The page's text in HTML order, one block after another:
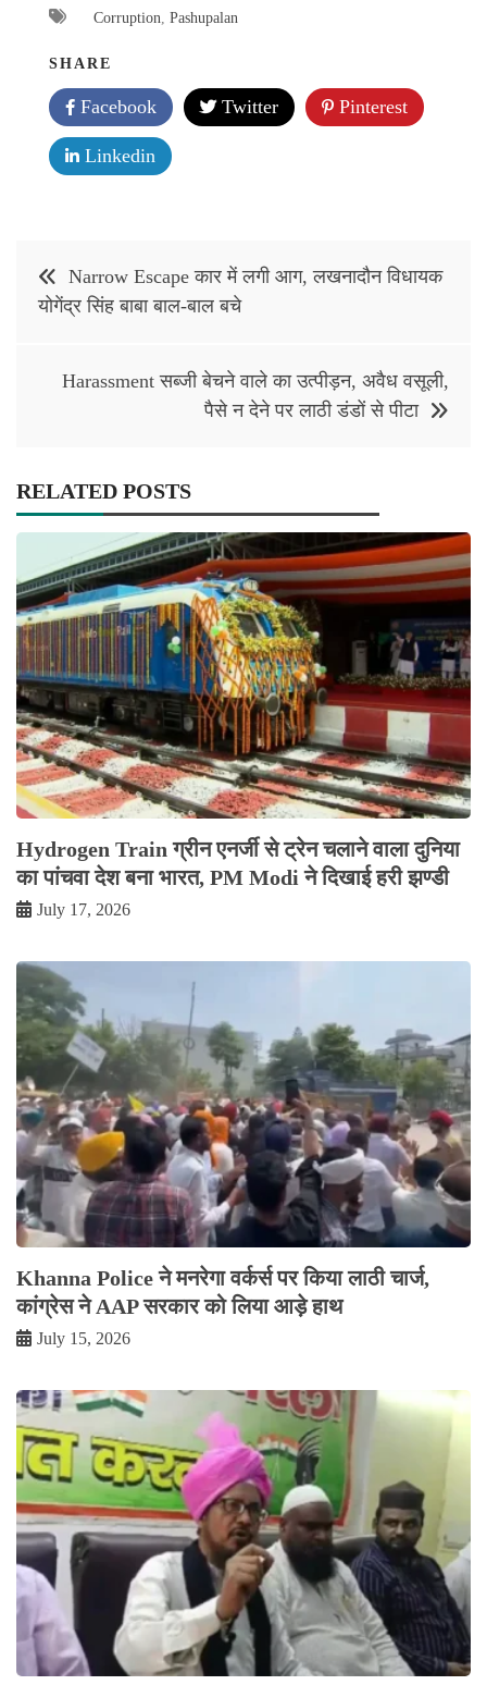
Corruption, Pashupalan
SHARE
Facebook Twitter Pinterest
Linkedin
Post
navigation
Narrow Escape कार में लगी आग, लखनादौन विधायक
योगेंद्र सिंह बाबा बाल-बाल बचे
Harassment सब्जी बेचने वाले का उत्पीड़न, अवैध वसूली,
पैसे न देने पर लाठी डंडों से पीटा
RELATED POSTS
Hydrogen Train ग्रीन एनर्जी से ट्रेन चलाने वाला दुनिया
का पांचवा देश बना भारत, PM Modi ने दिखाई हरी झण्डी
July 17, 2026
Khanna Police ने मनरेगा वर्कर्स पर किया लाठी चार्ज,
कांग्रेस ने AAP सरकार को लिया आड़े हाथ
July 15, 2026